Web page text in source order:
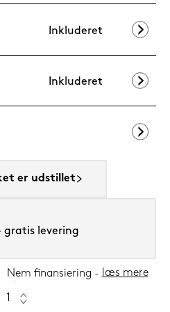
Inkluderet
Inkluderet
er udstillet
gratis levering
Nem finansiering læs mere